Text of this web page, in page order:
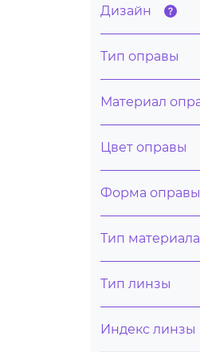
Дизайн
Тип оправы
Материал
Цвет оправы
Форма оправы
Тип
Тип линзы
Индекс линзы